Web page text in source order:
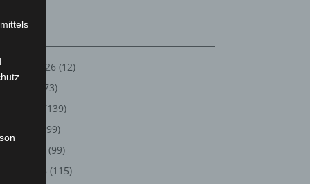
2026 (12)
(73)
(139)
(99)
(99)
März 2026 (115)